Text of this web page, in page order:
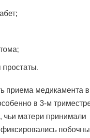
простаты.
приема медикамента
в 3-м
чьи матери принимали